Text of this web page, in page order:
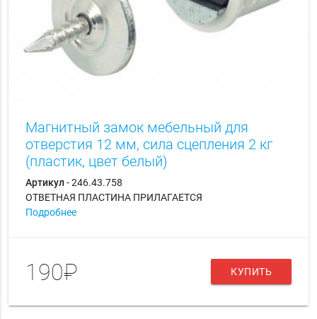
Магнитный замок мебельный для
отверстия 12 мм, сила сцепления 2 кг
(пластик, цвет белый)
Артикул- 246.43.758
ОТВЕТНАЯ ПЛАСТИНА ПРИЛАГАЕТСЯ
Подробнее
190₽ КУПИТЬ